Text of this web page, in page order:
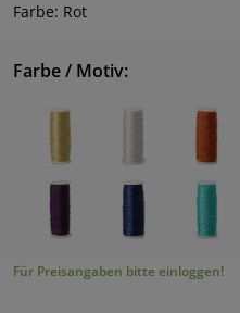
Farbe: Rot
Farbe / Motiv:
Für Preisangaben bitte einloggen!